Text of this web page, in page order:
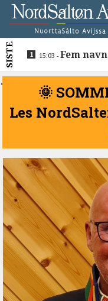
SISTE 15:03 -Fem
i Sametinget
<
🌞
Les